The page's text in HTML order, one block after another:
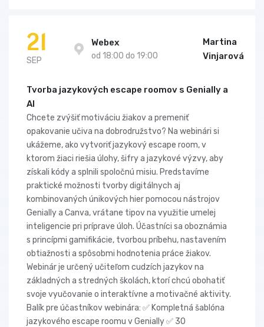
21
SEP
Webex
od 18:00 do 19:00
Martina
Vinjarová
Tvorba jazykových escape roomov s Genially a
AI
Chcete zvýšiť motiváciu žiakov a premeniť
opakovanie učiva na dobrodružstvo? Na webinári si
ukážeme, ako vytvoriť jazykový escape room, v
ktorom žiaci riešia úlohy, šifry a jazykové výzvy, aby
získali kódy a splnili spoločnú misiu. Predstavíme
praktické možnosti tvorby digitálnych aj
kombinovaných únikových hier pomocou nástrojov
Genially a Canva, vrátane tipov na využitie umelej
inteligencie pri príprave úloh. Účastníci sa oboznámia
s princípmi gamifikácie, tvorbou príbehu, nastavením
obtiažnosti a spôsobmi hodnotenia práce žiakov.
Webinár je určený učiteľom cudzích jazykov na
základných a stredných školách, ktorí chcú obohatiť
svoje vyučovanie o interaktívne a motivačné aktivity.
Balík pre účastníkov webinára: ✅ Kompletná šablóna
jazykového escape roomu v Genially ✅ 30